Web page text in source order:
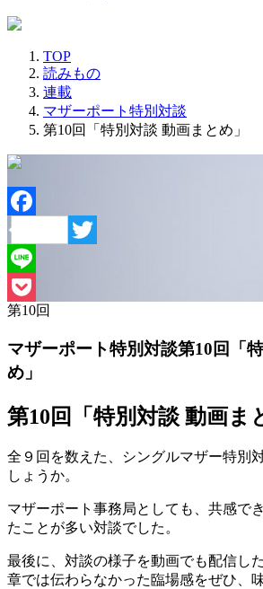
TOP
読みもの
連載
マザーポート特別対談
第10回「特別対談 動画まとめ」
Facebook
Twitter
Line
Pocket
第10回
マザーポート特別対談第10回「
め」
第10回「特別対談 動画ま
全９回を数えた、シングルマザー特別
しょうか。
マザーポート事務局としても、共感で
たことが多い対談でした。
最後に、対談の様子を動画でも配信し
章では伝わらなかった臨場感をぜひ、